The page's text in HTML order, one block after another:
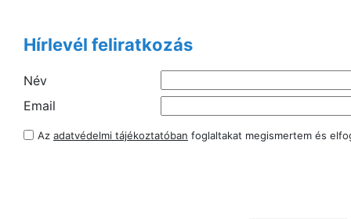
Hírlevél feliratkozás
Név
Email
Az adatvédelmi tájékoztatóban foglaltakat megismertem és